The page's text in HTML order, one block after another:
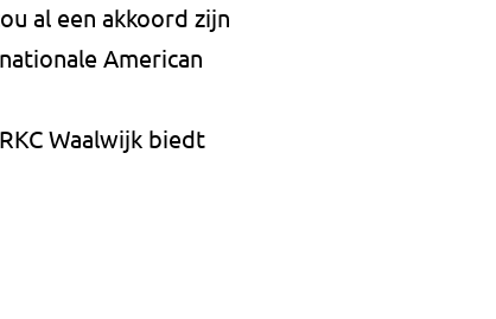
al een akkoord zijn
American
Waalwijk biedt